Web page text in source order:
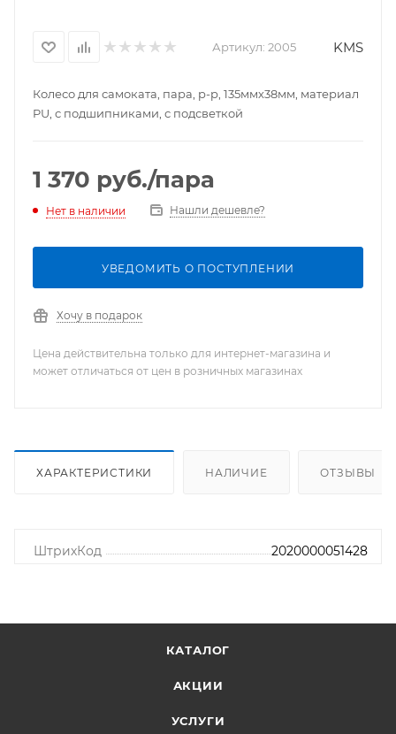
Артикул: 2005 KMS
Колесо для самоката, пара, р-р, 135ммх38мм, материал
PU, с подшипниками, с подсветкой
1 370 руб./пара
Нет в наличии Нашли дешевле?
УВЕДОМИТЬ О ПОСТУПЛЕНИИ
Хочу в подарок
Цена действительна только для интернет-магазина и
может отличаться от цен в розничных магазинах
ХАРАКТЕРИСТИКИ НАЛИЧИЕ ОТЗЫВЫ
ШтрихКод 2020000051428
КАТАЛОГ
АКЦИИ
УСЛУГИ